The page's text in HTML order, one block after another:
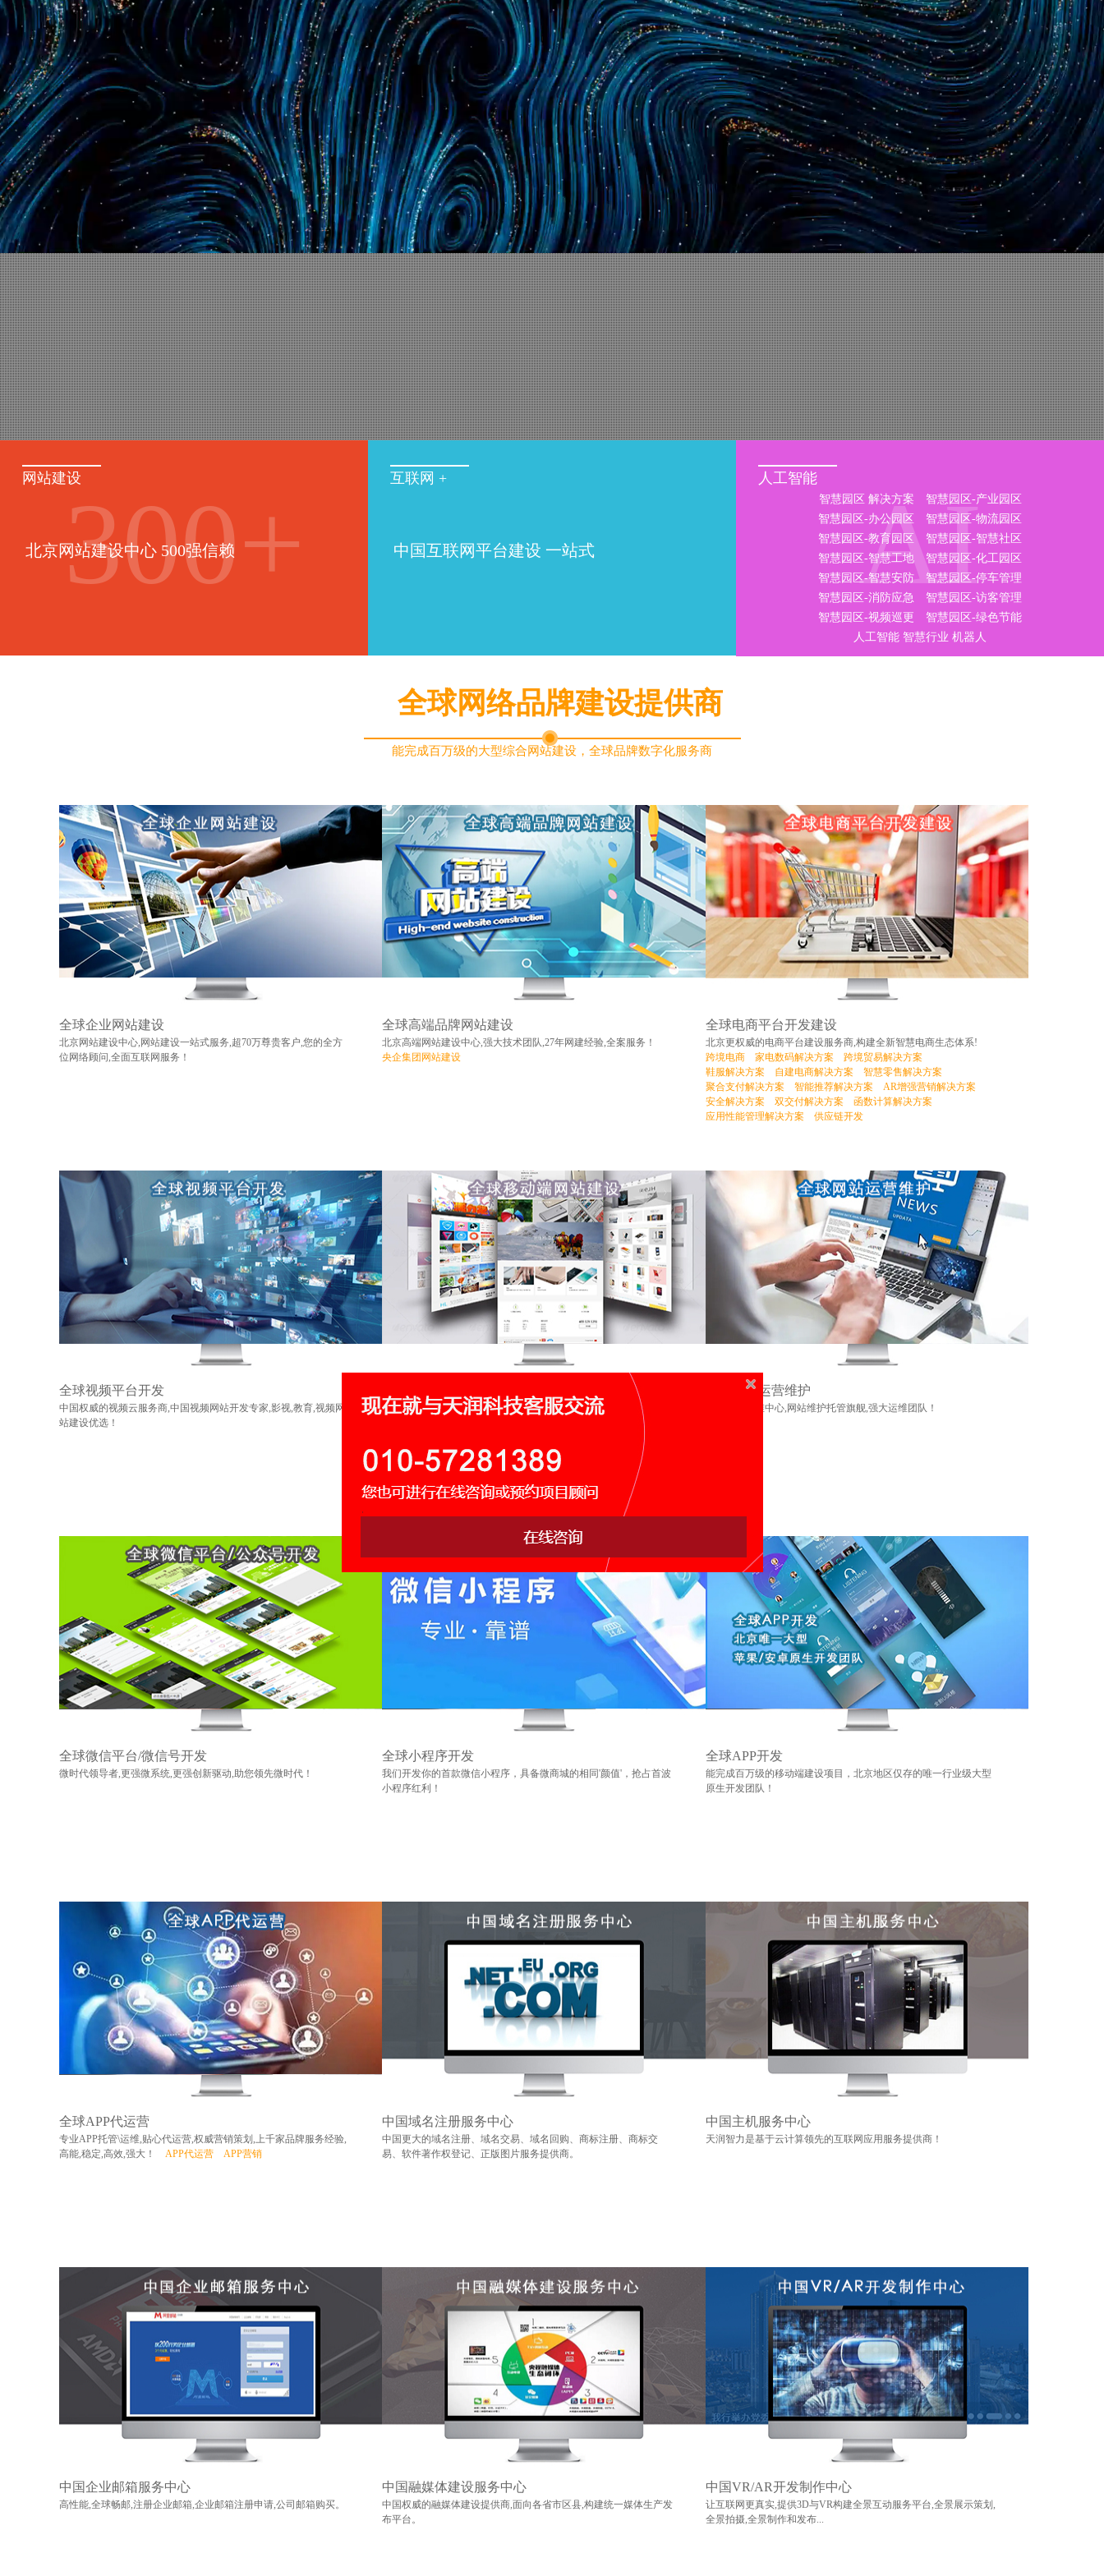
网站建设
北京网站建设中心 500强信赖
300+
互联网 +
中国互联网平台建设 一站式
人工智能
智慧园区 解决方案
智慧园区-产业园区
智慧园区-办公园区
智慧园区-物流园区
智慧园区-教育园区
智慧园区-智慧社区
智慧园区-智慧工地
智慧园区-化工园区
智慧园区-智慧安防
智慧园区-停车管理
智慧园区-消防应急
智慧园区-访客管理
智慧园区-视频巡更
智慧园区-绿色节能
人工智能 智慧行业 机器人
AI
全球网络品牌建设提供商
能完成百万级的大型综合网站建设，全球品牌数字化服务商
全球企业网站建设
北京网站建设中心,网站建设一站式服务,超70万尊贵客户,您的全方
位网络顾问,全面互联网服务！
全球高端品牌网站建设
北京高端网站建设中心,强大技术团队,27年网建经验,全案服务！
央企集团网站建设
全球电商平台开发建设
北京更权威的电商平台建设服务商,构建全新智慧电商生态体系!
跨境电商
家电数码解决方案
跨境贸易解决方案
鞋服解决方案
自建电商解决方案
智慧零售解决方案
聚合支付解决方案
智能推荐解决方案
AR增强营销解决方案
安全解决方案
双交付解决方案
函数计算解决方案
应用性能管理解决方案
供应链开发
全球视频平台开发
中国权威的视频云服务商,中国视频网站开发专家,影视,教育,视频网
站建设优选！
新鲜感受,新鲜未来,专注创意,专心开发,非常团队,成就您的未来,助力
全球网站运营维护
中国网站运维中心,网站维护托管旗舰,强大运维团队！
全球微信平台/微信号开发
微时代领导者,更强微系统,更强创新驱动,助您领先微时代！
全球小程序开发
我们开发你的首款微信小程序，具备微商城的相同'颜值'，抢占首波
小程序红利！
全球APP开发
能完成百万级的移动端建设项目，北京地区仅存的唯一行业级大型
原生开发团队！
全球APP代运营
专业APP托管\运维,贴心代运营,权威营销策划,上千家品牌服务经验,
高能,稳定,高效,强大！ APP代运营 APP营销
中国域名注册服务中心
中国更大的域名注册、域名交易、域名回购、商标注册、商标交
易、软件著作权登记、正版图片服务提供商。
中国主机服务中心
天润智力是基于云计算领先的互联网应用服务提供商！
中国企业邮箱服务中心
高性能,全球畅邮,注册企业邮箱,企业邮箱注册申请,公司邮箱购买。
中国融媒体建设服务中心
中国权威的融媒体建设提供商,面向各省市区县,构建统一媒体生产发
布平台。
中国VR/AR开发制作中心
让互联网更真实,提供3D与VR构建全景互动服务平台,全景展示策划,
全景拍摄,全景制作和发布...